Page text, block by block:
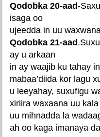
Qodobka 20-aad-
isaga oo
ujeedda in uu
Qodobka 21-aad
ay u arkaan
in ay waajib ku tahay
mabaa’diida kor lagu
u leeyahay, suxufigu
xiriira waxaana uu
uu mihnadda la
ah oo kaga imanaya